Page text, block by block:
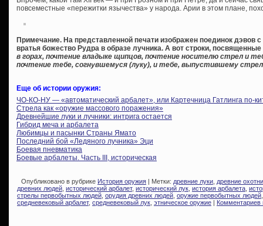
повсеместные «пережитки язычества» у народа. Арии в этом плане,
Примечание. На представленной печати изображен поединок дэвов
вратья божество Рудра в образе лучника. А вот строки,
в горах, почтение владыке щипцов, почтение носителю стрел и
почтение тебе, согнувшемуся (луку), и тебе, выпустившему
Еще об истории оружия:
ЧО-КО-НУ — «автоматический арбалет», или Картечница Гатлинга по-
Стрела как «оружие массового поражения»
Древнейшие луки и лучники: интрига остается
Гибрид меча и арбалета
Любимцы и пасынки Страны Ямато
Последний бой «Ледяного лучника» Эци
Боевая пневматика
Боевые арбалеты. Часть III, историческая
Опубликовано в рубрике История оружия | Метки: древние луки древние
древних людей исторический арбалет, исторический лук история арбалета
стрелы первобытных людей орудия древних людей оружие первобытных людей
средневековый арбалет, средневековый лук этническое оружие | Комментариев